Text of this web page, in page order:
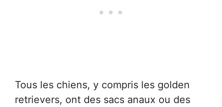
Tous les chiens, y compris les golden
retrievers, ont des sacs anaux ou des